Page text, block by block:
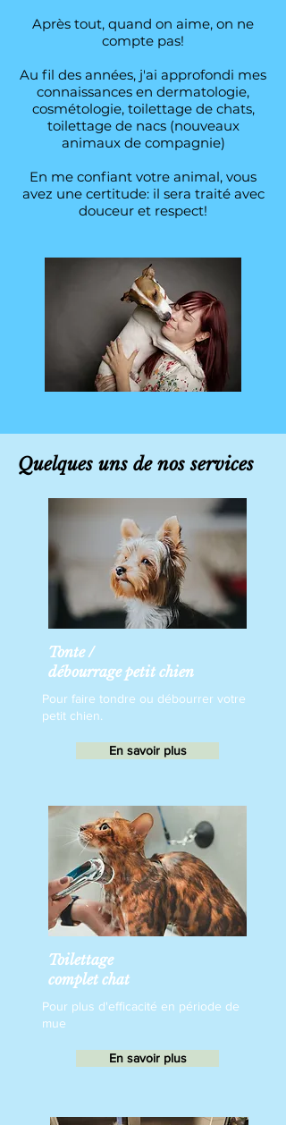
Après tout, quand on aime, on ne
compte pas!
Au fil des années, j'ai approfondi mes
connaissances en dermatologie,
cosmétologie, toilettage de chats,
toilettage de nacs (nouveaux
animaux de compagnie)
En me confiant votre animal, vous
avez une certitude: il sera traité avec
douceur et respect!
Quelques uns de nos services
Tonte /
débourrage petit chien
Pour faire tondre ou débourrer votre
petit chien.
En savoir plus
Toilettage
complet chat
Pour plus d'efficacité en période de
mue
En savoir plus